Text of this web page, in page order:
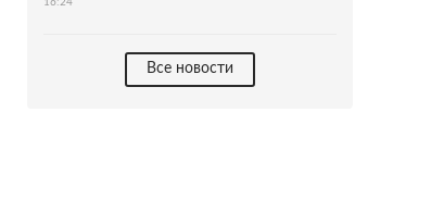
16:24
Все новости